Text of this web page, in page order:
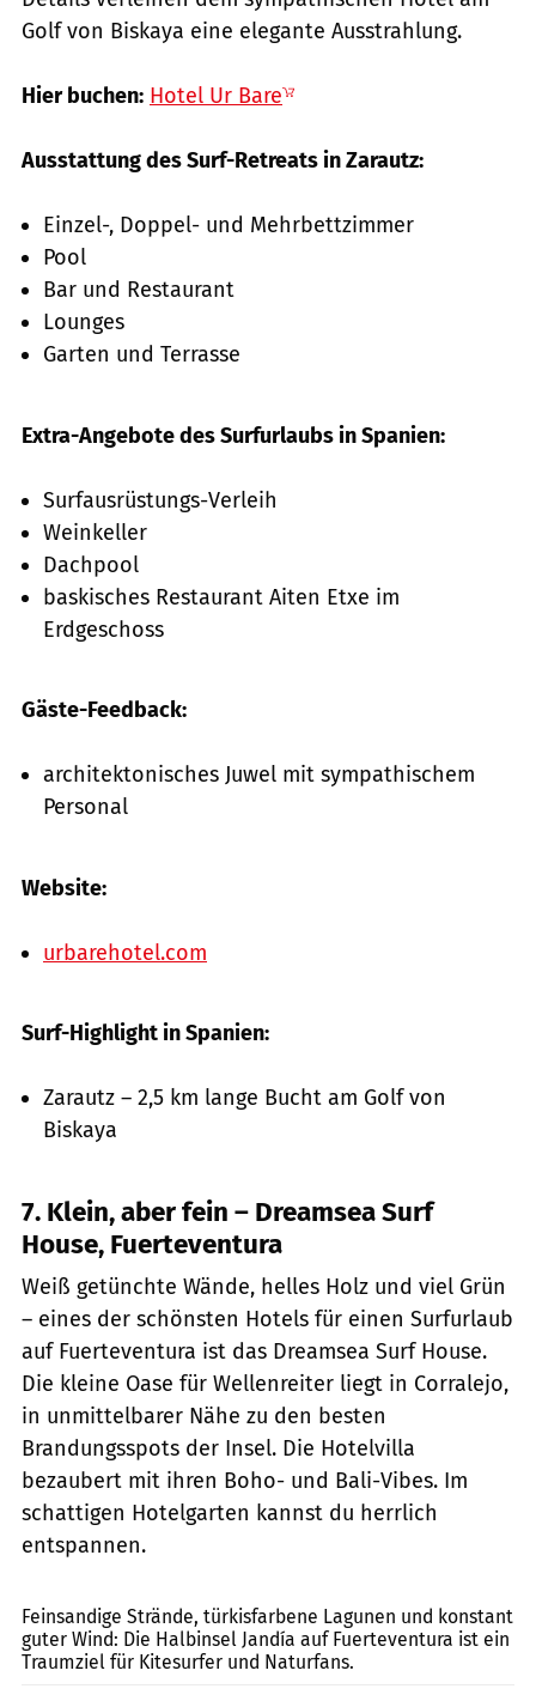
Golf von Biskaya eine elegante Ausstrahlung.
Hier buchen: Hotel Ur Bare
Ausstattung des Surf-Retreats in Zarautz:
Einzel-, Doppel- und Mehrbettzimmer
Pool
Bar und Restaurant
Lounges
Garten und Terrasse
Extra-Angebote des Surfurlaubs in Spanien:
Surfausrüstungs-Verleih
Weinkeller
Dachpool
baskisches Restaurant Aiten Etxe im
Erdgeschoss
Gäste-Feedback:
architektonisches Juwel mit sympathischem
Personal
Website:
urbarehotel.com
Surf-Highlight in Spanien:
Zarautz – 2,5 km lange Bucht am Golf von
Biskaya
7. Klein, aber fein – Dreamsea Surf
House, Fuerteventura
Weiß getünchte Wände, helles Holz und viel Grün
– eines der schönsten Hotels für einen Surfurlaub
auf Fuerteventura ist das Dreamsea Surf House.
Die kleine Oase für Wellenreiter liegt in Corralejo,
in unmittelbarer Nähe zu den besten
Brandungsspots der Insel. Die Hotelvilla
bezaubert mit ihren Boho- und Bali-Vibes. Im
schattigen Hotelgarten kannst du herrlich
entspannen.
Feinsandige Strände, türkisfarbene Lagunen und konstant
guter Wind: Die Halbinsel Jandía auf Fuerteventura ist ein
Traumziel für Kitesurfer und Naturfans.